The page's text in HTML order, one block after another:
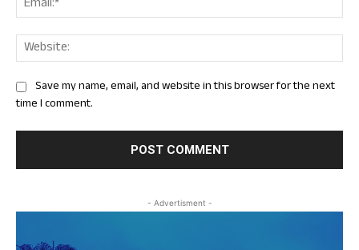
Save my name, email, and website in this browser for the next
time I comment.
- Advertisment -